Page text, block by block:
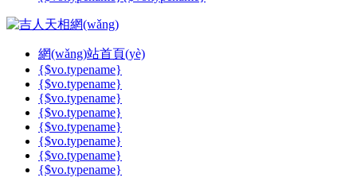
網(wǎng)站首頁(yè)
{$vo.typename}
{$vo.typename}
{$vo.typename}
{$vo.typename}
{$vo.typename}
{$vo.typename}
{$vo.typename}
{$vo.typename}